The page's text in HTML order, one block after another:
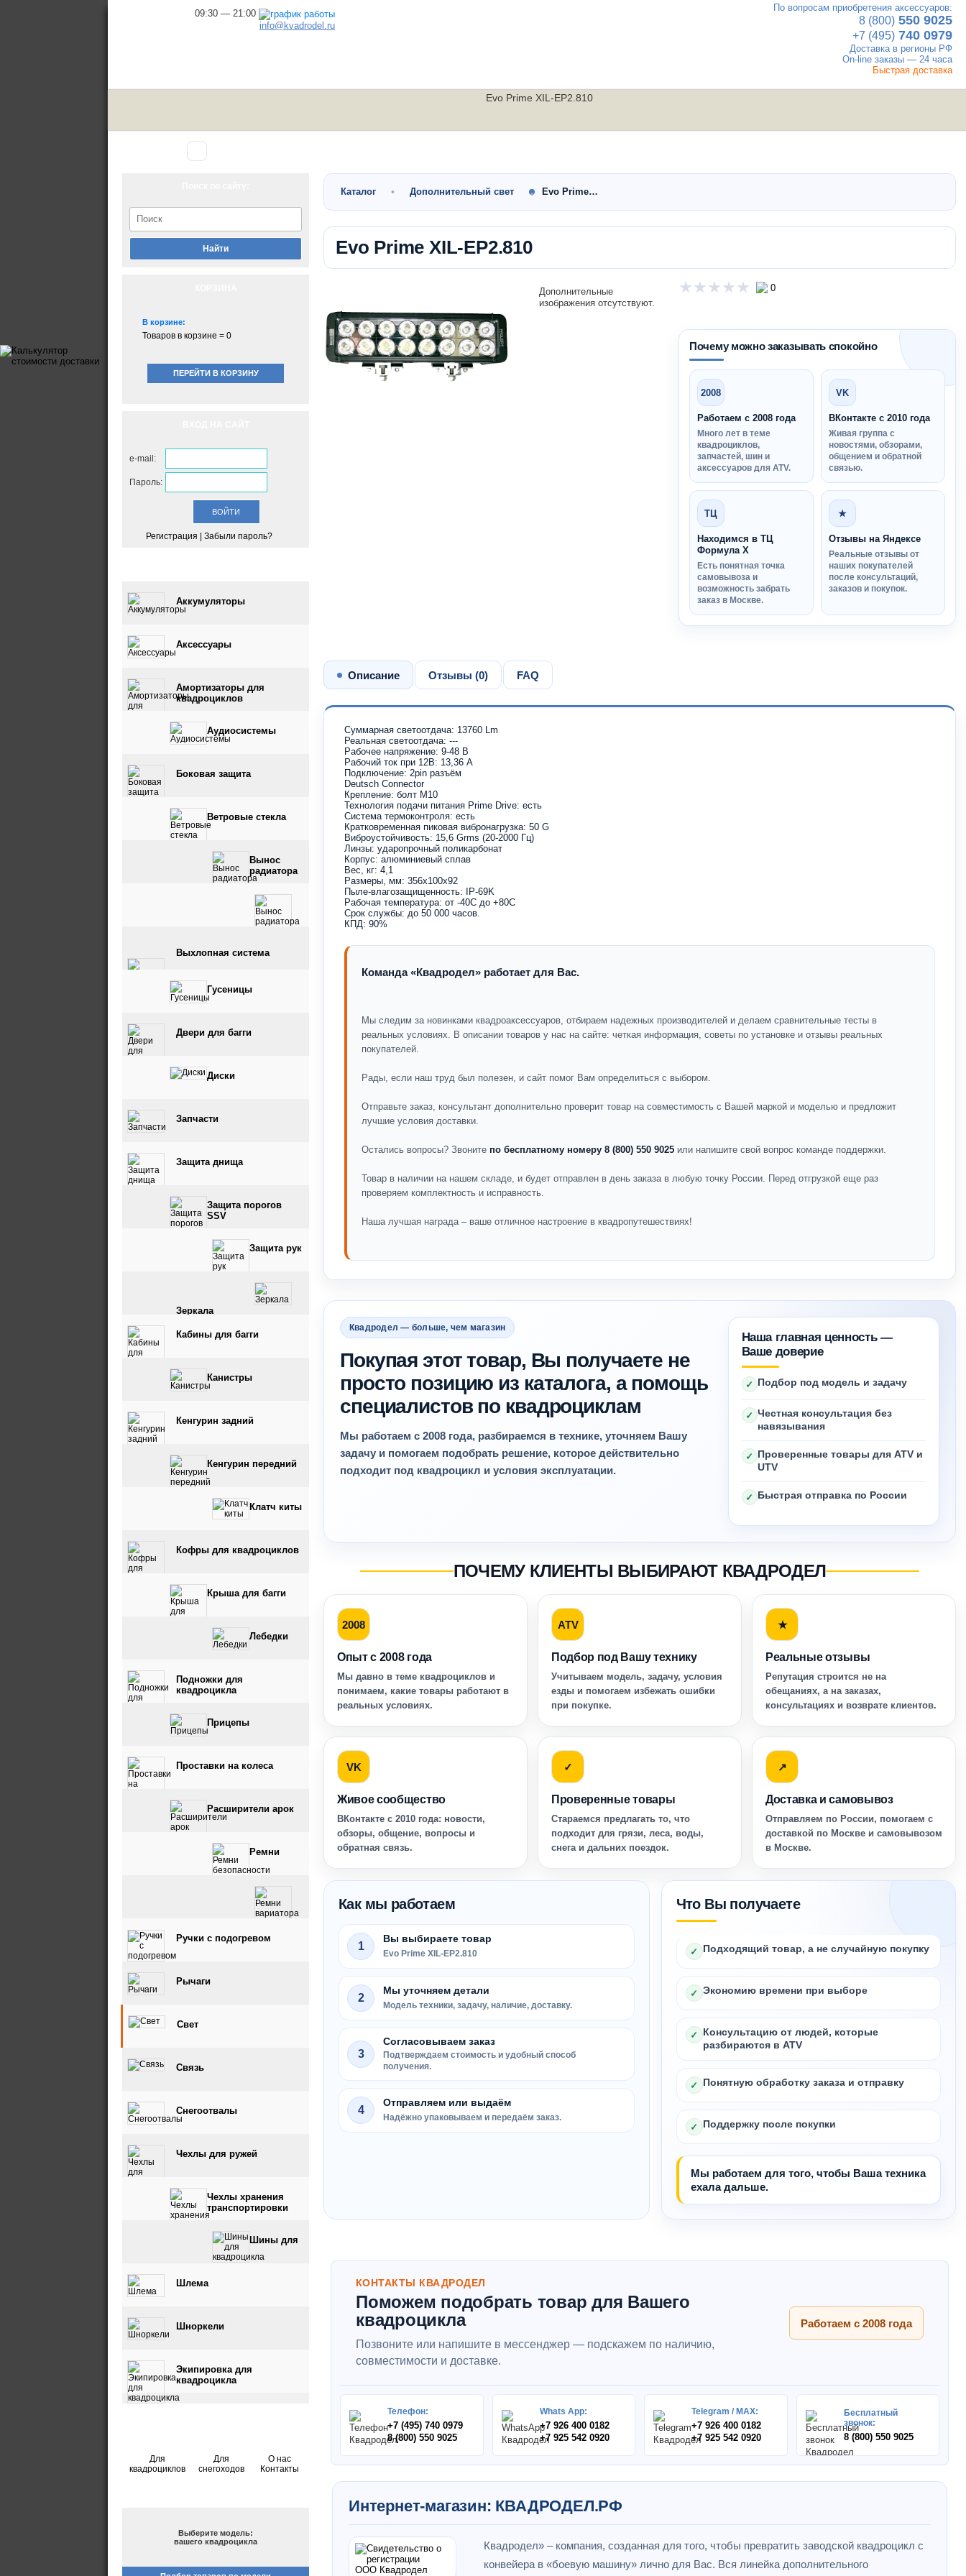
09:30 — 21:00
info@kvadrodel.ru
По вопросам приобретения аксессуаров:
8 (800) 550 9025
+7 (495) 740 0979
Доставка в регионы РФ
On-line заказы — 24 часа
Быстрая доставка
Evo Prime XIL-EP2.810
Найти
В корзине:
Товаров в корзине = 0
ПЕРЕЙТИ В КОРЗИНУ
e-mail:
Пароль:
Регистрация Забыли пароль?
Аккумуляторы
Аксессуары
Амортизаторы для
квадроциклов
Аудиосистемы
Боковая защита
Ветровые стекла
Вынос
радиатора
Вынос радиатора и
Выхлопная система
Гусеницы
Двери для багги
Диски
Запчасти
Защита днища
Защита порогов
SSV
Защита рук
Зеркала
Кабины для багги
Канистры
Кенгурин задний
Кенгурин передний
Клатч киты
Кофры для квадроциклов
Крыша для багги
Лебедки
Подножки для
квадроцикла
Прицепы
Проставки на колеса
Расширители арок
Ремни
Ручки с подогревом
Рычаги
Свет
Связь
Снегоотвалы
Чехлы для ружей
Чехлы хранения
транспортировки
Шины для
Шлема
Шноркели
Экипировка для
квадроцикла
Для
квадроциклов
Для
снегоходов
О нас
Контакты
Выберите модель:
вашего квадроцикла
Каталог Дополнительный свет Evo Prime…
Evo Prime XIL-EP2.810
Дополнительные
изображения отсутствуют.
0
Почему можно заказывать спокойно
2008
Работаем с 2008 года
Много лет в теме
квадроциклов,
запчастей, шин и
аксессуаров для ATV.
VK
ВКонтакте с 2010 года
Живая группа с
новостями, обзорами,
общением и обратной
связью.
ТЦ
Находимся в ТЦ
Формула Х
Есть понятная точка
самовывоза и
возможность забрать
заказ в Москве.
★
Отзывы на Яндексе
Реальные отзывы от
наших покупателей
после консультаций,
заказов и покупок.
Описание Отзывы (0) FAQ
Суммарная светоотдача: 13760 Lm
Реальная светоотдача: ---
Рабочее напряжение: 9-48 В
Рабочий ток при 12В: 13,36 A
Подключение: 2pin разъём
Deutsch Connector
Крепление: болт М10
Технология подачи питания Prime Drive: есть
Система термоконтроля: есть
Кратковременная пиковая вибронагрузка: 50 G
Виброустойчивость: 15,6 Grms (20-2000 Гц)
Линзы: ударопрочный поликарбонат
Корпус: алюминиевый cплав
Вес, кг: 4,1
Размеры, мм: 356х100х92
Пыле-влагозащищенность: IP-69K
Рабочая температура: от -40С до +80С
Срок службы: до 50 000 часов.
КПД: 90%
Команда «Квадродел» работает для Вас.
Мы следим за новинками квадроаксессуаров, отбираем надежных производителей и делаем сравнительные тесты в
реальных условиях. В описании товаров у нас на сайте: четкая информация, советы по установке и отзывы реальных
покупателей.
Рады, если наш труд был полезен, и сайт помог Вам определиться с выбором.
Отправьте заказ, консультант дополнительно проверит товар на совместимость с Вашей маркой и моделью и предложит
лучшие условия доставки.
Остались вопросы? Звоните по бесплатному номеру 8 (800) 550 9025 или напишите свой вопрос команде поддержки.
Товар в наличии на нашем складе, и будет отправлен в день заказа в любую точку России. Перед отгрузкой еще раз
проверяем комплектность и исправность.
Наша лучшая награда – ваше отличное настроение в квадропутешествиях!
Квадродел — больше, чем магазин
Покупая этот товар, Вы получаете не
просто позицию из каталога, а помощь
специалистов по квадроциклам
Мы работаем с 2008 года, разбираемся в технике, уточняем Вашу
задачу и помогаем подобрать решение, которое действительно
подходит под квадроцикл и условия эксплуатации.
Наша главная ценность —
Ваше доверие
✓ Подбор под модель и задачу
✓ Честная консультация без
навязывания
✓ Проверенные товары для ATV и
UTV
✓ Быстрая отправка по России
ПОЧЕМУ КЛИЕНТЫ ВЫБИРАЮТ КВАДРОДЕЛ
2008
Опыт с 2008 года
Мы давно в теме квадроциклов и
понимаем, какие товары работают в
реальных условиях.
ATV
Подбор под Вашу технику
Учитываем модель, задачу, условия
езды и помогаем избежать ошибки
при покупке.
★
Реальные отзывы
Репутация строится не на
обещаниях, а на заказах,
консультациях и возврате клиентов.
VK
Живое сообщество
ВКонтакте с 2010 года: новости,
обзоры, общение, вопросы и
обратная связь.
✓
Проверенные товары
Стараемся предлагать то, что
подходит для грязи, леса, воды,
снега и дальних поездок.
↗
Доставка и самовывоз
Отправляем по России, помогаем с
доставкой по Москве и самовывозом
в Москве.
Как мы работаем
1
Вы выбираете товар
Evo Prime XIL-EP2.810
2
Мы уточняем детали
Модель техники, задачу, наличие, доставку.
3
Согласовываем заказ
Подтверждаем стоимость и удобный способ
получения.
4
Отправляем или выдаём
Надёжно упаковываем и передаём заказ.
Что Вы получаете
✓ Подходящий товар, а не случайную покупку
✓ Экономию времени при выборе
✓ Консультацию от людей, которые
разбираются в ATV
✓ Понятную обработку заказа и отправку
✓ Поддержку после покупки
Мы работаем для того, чтобы Ваша техника
ехала дальше.
КОНТАКТЫ КВАДРОДЕЛ
Поможем подобрать товар для Вашего
квадроцикла
Позвоните или напишите в мессенджер — подскажем по наличию,
совместимости и доставке.
Работаем с 2008 года
Телефон:
+7 (495) 740 0979
8 (800) 550 9025
Whats App:
+7 926 400 0182
+7 925 542 0920
Telegram / MAX:
+7 926 400 0182
+7 925 542 0920
Бесплатный
звонок:
8 (800) 550 9025
Интернет-магазин: КВАДРОДЕЛ.РФ
Квадродел» – компания, созданная для того, чтобы превратить заводской квадроцикл с
конвейера в «боевую машину» лично для Вас. Вся линейка дополнительного
×